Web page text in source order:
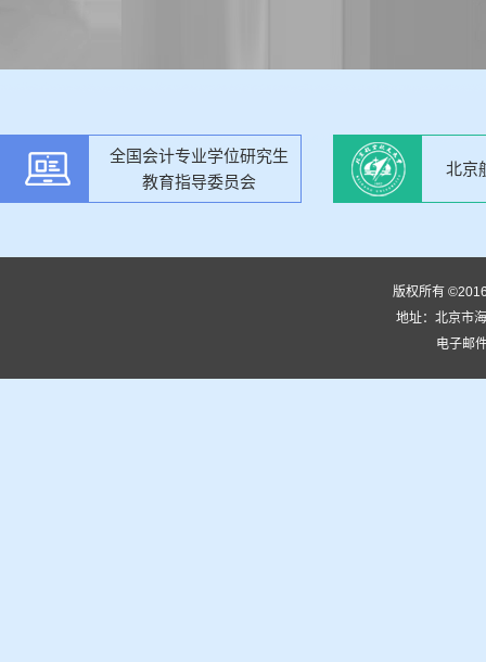
全国会计专业学位研究生
教育指导委员会
北京
版权所有
地址：北京市
电子邮